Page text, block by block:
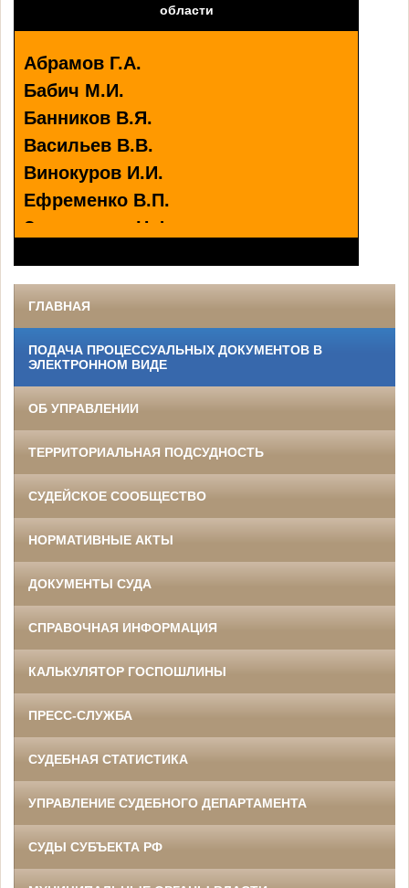
области
Абрамов Г.А.
Бабич М.И.
Банников В.Я.
Васильев В.В.
Винокуров И.И.
Ефременко В.П.
Зеленкевич Н.Ф.
Кузнецов А.И.
Назин И.Я.
Полуэктов И.А.
Простотин П.Н.
Ткаченко И.Д.
ГЛАВНАЯ
ПОДАЧА ПРОЦЕССУАЛЬНЫХ ДОКУМЕНТОВ В
ЭЛЕКТРОННОМ ВИДЕ
ОБ УПРАВЛЕНИИ
ТЕРРИТОРИАЛЬНАЯ ПОДСУДНОСТЬ
СУДЕЙСКОЕ СООБЩЕСТВО
НОРМАТИВНЫЕ АКТЫ
ДОКУМЕНТЫ СУДА
СПРАВОЧНАЯ ИНФОРМАЦИЯ
КАЛЬКУЛЯТОР ГОСПОШЛИНЫ
ПРЕСС-СЛУЖБА
СУДЕБНАЯ СТАТИСТИКА
УПРАВЛЕНИЕ СУДЕБНОГО ДЕПАРТАМЕНТА
СУДЫ СУБЪЕКТА РФ